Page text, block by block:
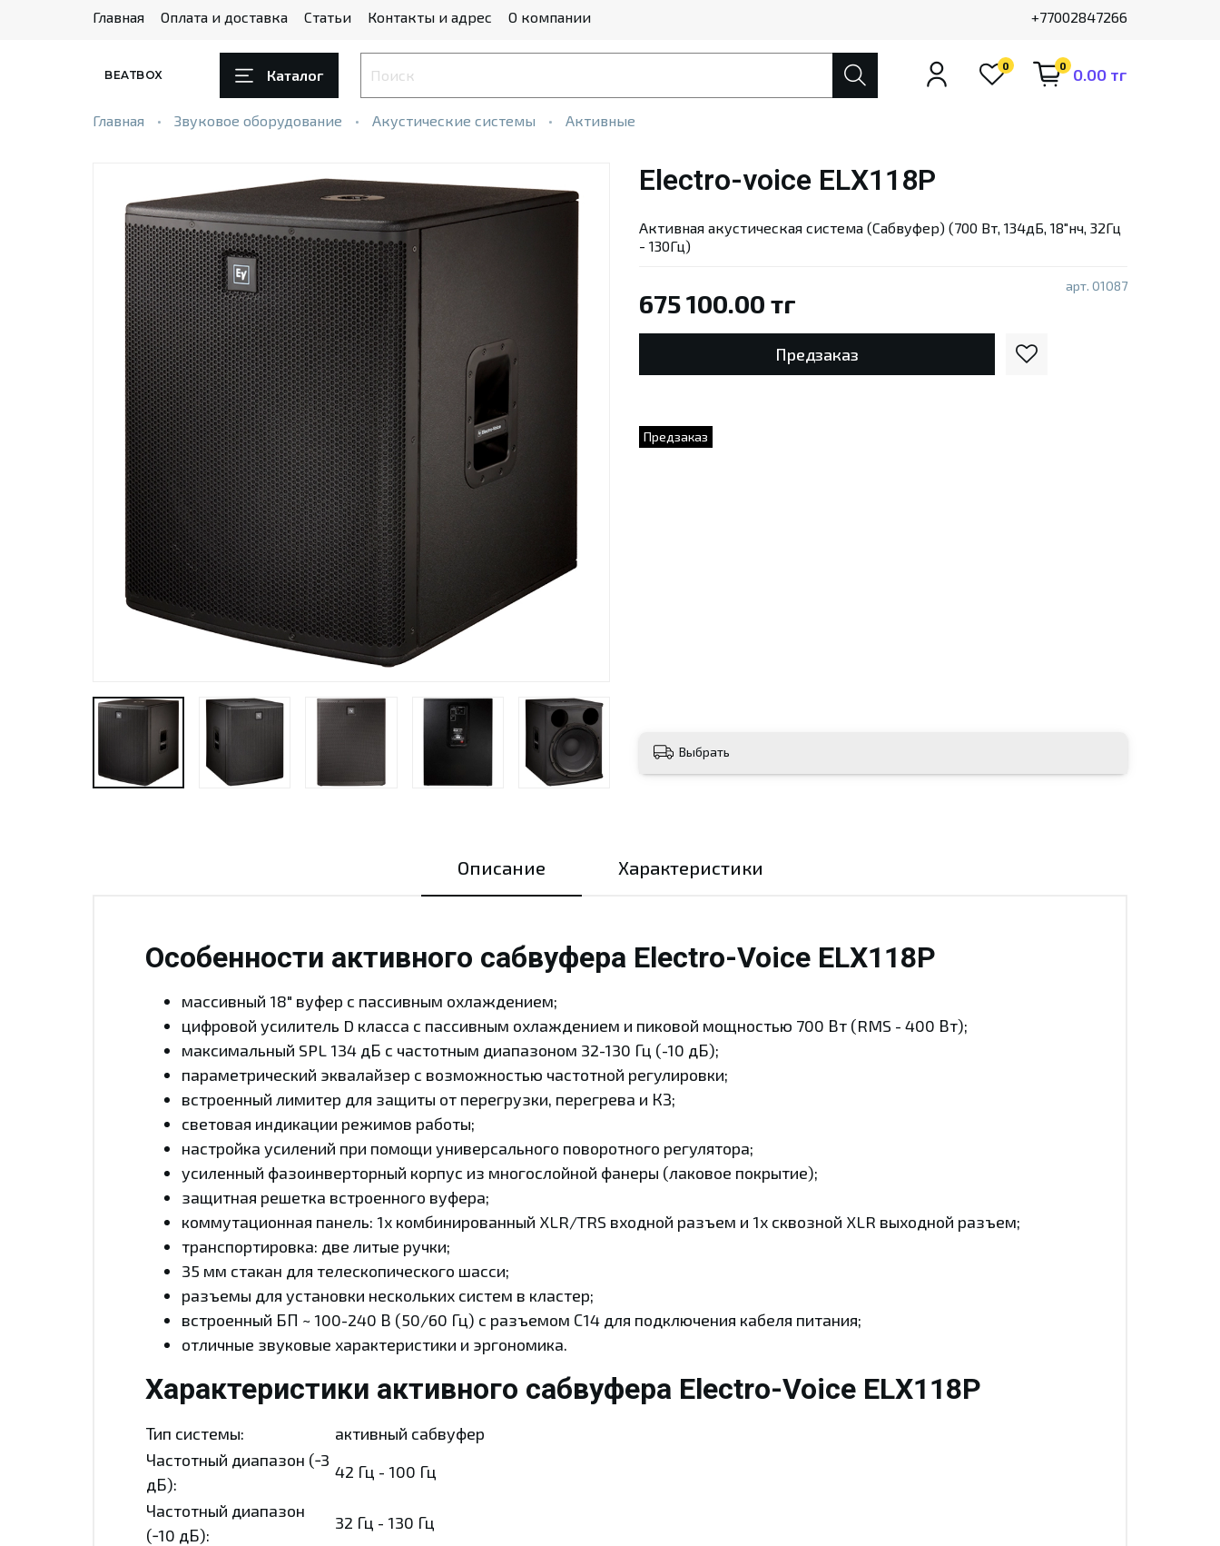
Главная Оплата и доставка Статьи Контакты и адрес О компании +77002847266
BEATBOX Каталог
0 0 0.00 тг
Главная Звуковое оборудование Акустические системы Активные
арт. 01087
Предзаказ
Electro-voice ELX118P
675 100.00 тг
Предзаказ
Активная акустическая система (Сабвуфер) (700 Вт, 134дБ, 18"нч, 32Гц
- 130Гц)
Выбрать
Описание Характеристики
Особенности активного сабвуфера Electro-Voice ELX118P
массивный 18" вуфер с пассивным охлаждением;
цифровой усилитель D класса с пассивным охлаждением и пиковой мощностью 700 Вт (RMS - 400 Вт);
максимальный SPL 134 дБ с частотным диапазоном 32-130 Гц (-10 дБ);
параметрический эквалайзер с возможностью частотной регулировки;
встроенный лимитер для защиты от перегрузки, перегрева и КЗ;
световая индикации режимов работы;
настройка усилений при помощи универсального поворотного регулятора;
усиленный фазоинверторный корпус из многослойной фанеры (лаковое покрытие);
защитная решетка встроенного вуфера;
коммутационная панель: 1х комбинированный XLR/TRS входной разъем и 1х сквозной XLR выходной разъем;
транспортировка: две литые ручки;
35 мм стакан для телескопического шасси;
разъемы для установки нескольких систем в кластер;
встроенный БП ~ 100-240 В (50/60 Гц) с разъемом С14 для подключения кабеля питания;
отличные звуковые характеристики и эргономика.
Характеристики активного сабвуфера Electro-Voice ELX118P
Тип системы:
активный сабвуфер
Частотный диапазон (‑3
дБ):
42 Гц - 100 Гц
Частотный диапазон
(‑10 дБ):
32 Гц - 130 Гц